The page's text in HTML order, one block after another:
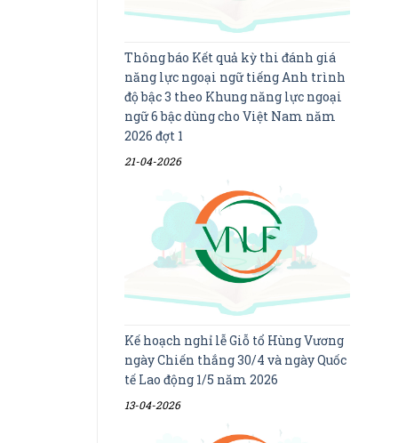
Thông báo Kết quả kỳ thi đánh giá
năng lực ngoại ngữ tiếng Anh trình
độ bậc 3 theo Khung năng lực ngoại
ngữ 6 bậc dùng cho Việt Nam năm
2026 đợt 1
21-04-2026
Kế hoạch nghỉ lễ Giỗ tổ Hùng Vương
ngày Chiến thắng 30/4 và ngày Quốc
tế Lao động 1/5 năm 2026
13-04-2026